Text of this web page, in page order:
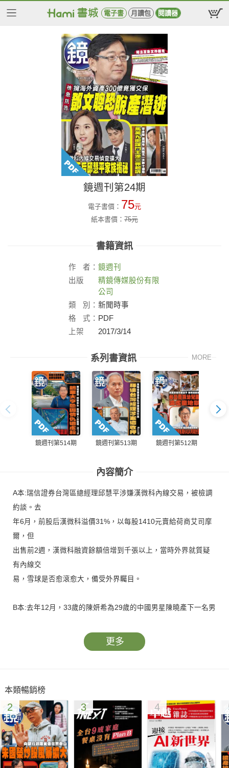
電子書 月讀包 閱讀器
鏡週刊第24期
電子書價： 75元
紙本書價： 75元
書籍資訊
作 者： 鏡週刊
出版
精鏡傳媒股份有限
公司
類
別： 新聞時事
格
式： PDF
上架
2017/3/14
系列書資訊 MORE
鏡週刊第514期 鏡週刊第513期 鏡週刊第512期
內容簡介
A本:瑞信證券台灣區總經理邱慧平涉嫌漢微科內線交易，被檢調
約談。去
年6月，前股后漢微科溢價31%，以每股1410元賣給荷商艾司摩
爾，但
出售前2週，漢微科融資餘額倍增到千張以上，當時外界就質疑
有內線交
易，雪球是否愈滾愈大，備受外界矚目。
B本:去年12月，33歲的陳妍希為29歲的中國男星陳曉產下一名男
靠吃跟美體填補空虛。據了解，老公陳曉在中國忙著拍戲，陳妍
更多
本類暢銷榜
2 3 4